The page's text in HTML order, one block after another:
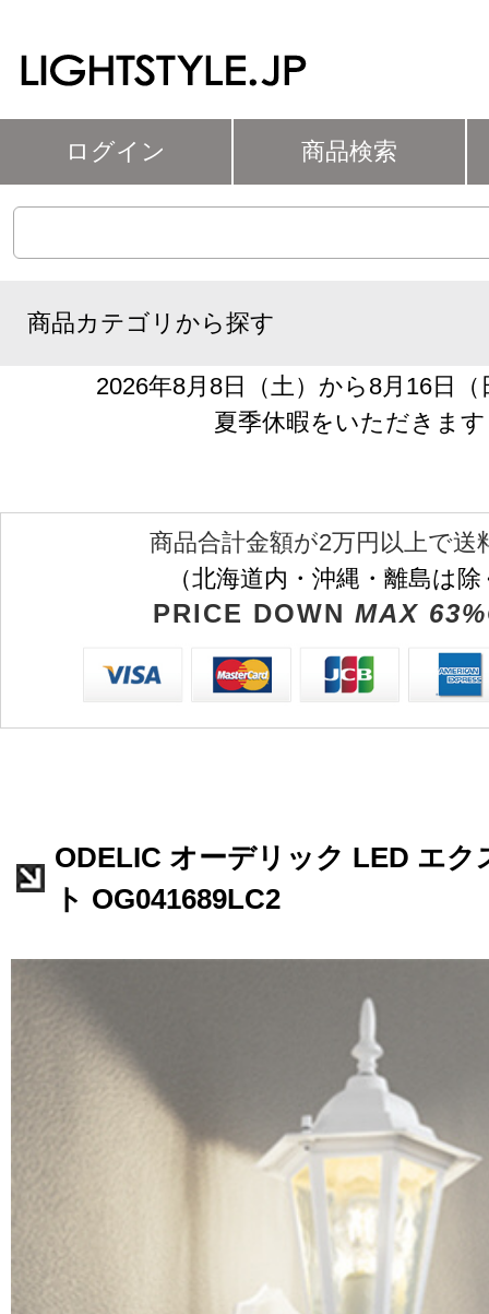
ログイン 商品検索
商品カテゴリから探す
2026年8月8日（土）から8月16日
夏季休暇をいただきます
商品合計金額が2万円以上で送
（北海道内・沖縄・離島は
PRICE DOWN MAX
ODELIC オーデリック LED エク
ト OG041689LC2